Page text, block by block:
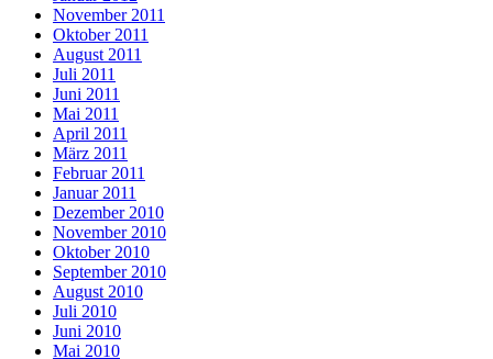
November 2011
Oktober 2011
August 2011
Juli 2011
Juni 2011
Mai 2011
April 2011
März 2011
Februar 2011
Januar 2011
Dezember 2010
November 2010
Oktober 2010
September 2010
August 2010
Juli 2010
Juni 2010
Mai 2010